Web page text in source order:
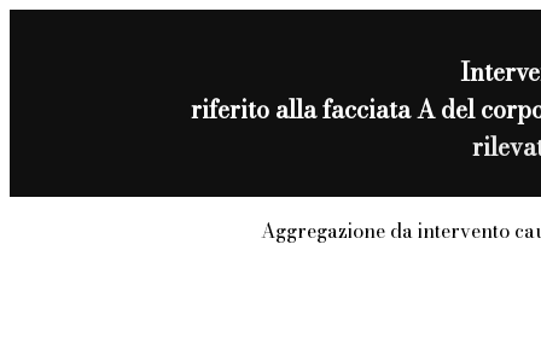
riferito alla facciata A del
Aggregazione da intervento